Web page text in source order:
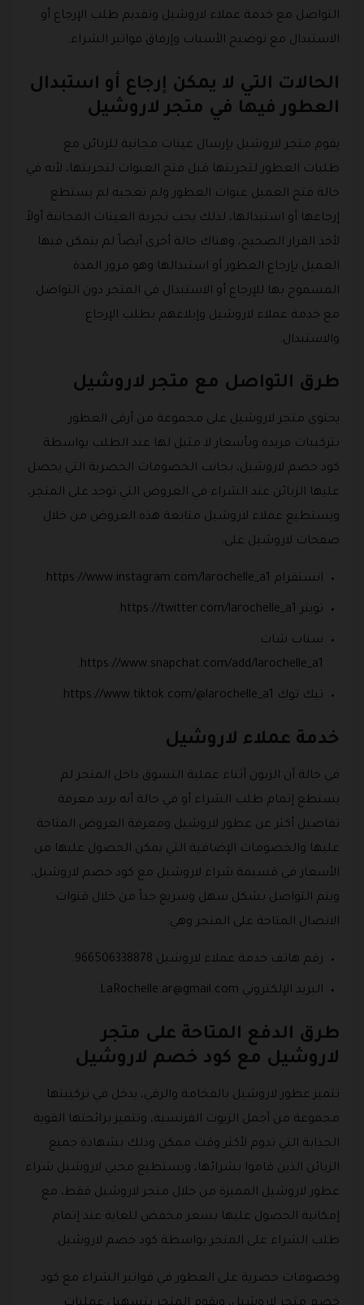
التواصل مع خدمة عملاء لاروشيل وتقديم طلب الإرجاع أو
الاستبدال مع توضيح الأسباب وإرفاق فواتير الشراء.
الحالات التي لا يمكن إرجاع أو استبدال
العطور فيها في متجر لاروشيل
يقوم متجر لاروشيل بإرسال عينات مجانية للزبائن مع
طلبات العطور لتجربتها قبل فتح العبوات لتجربتها، لأنه في
حالة فتح العميل عبوات العطور ولم تعجبه لم يستطع
إرجاعها أو استبدالها، لذلك يجب تجربة العينات المجانية أولاً
لأخذ القرار الصحيح، وهناك حالة أخرى أيضاً لم يتمكن فيها
العميل بإرجاع العطور أو استبدالها وهو مرور المدة
المسموح بها للإرجاع أو الاستبدال في المتجر دون التواصل
مع خدمة عملاء لاروشيل وإبلاغهم بطلب الإرجاع
والاستبدال.
طرق التواصل مع متجر لاروشيل
يحتوي متجر لاروشيل على مجموعة من أرقى العطور
بتركيبات فريدة وبأسعار لا مثيل لها عند الطلب بواسطة
كود خصم لاروشيل، بجانب الخصومات الحصرية التي يحصل
عليها الزبائن عند الشراء في العروض التي توجد على المتجر،
ويستطيع عملاء لاروشيل متابعة هذه العروض من خلال
صفحات لاروشيل على:
انستقرام https://www.instagram.com/larochelle_a1.
تويتر https://twitter.com/larochelle_a1.
سناب شات
https://www.snapchat.com/add/larochelle_a1.
تيك توك https://www.tiktok.com/@larochelle_a1.
خدمة عملاء لاروشيل
في حالة أن الزبون أثناء عملية التسوق داخل المتجر لم
يستطع إتمام طلب الشراء أو في حالة أنه يريد معرفة
تفاصيل أكثر عن عطور لاروشيل ومعرفة العروض المتاحة
عليها والخصومات الإضافية التي يمكن الحصول عليها من
الأسعار في قسيمة شراء لاروشيل مع كود خصم لاروشيل،
ويتم التواصل بشكل سهل وسريع جداً من خلال قنوات
الاتصال المتاحة على المتجر وهي:
رقم هاتف خدمة عملاء لاروشيل 966506338878.
البريد الإلكتروني LaRochelle.ar@gmail.com
.
طرق الدفع المتاحة على متجر
لاروشيل مع كود خصم لاروشيل
تتميز عطور لاروشيل بالفخامة والرقي، يدخل في تركيبتها
مجموعة من أجمل الزيوت الفرنسية، وتتميز برائحتها القوية
الجذابة التي تدوم لأكثر وقت ممكن وذلك بشهادة جميع
الزبائن الذين قاموا بشرائها، ويستطيع محبي لاروشيل شراء
عطور لاروشيل المميزة من خلال متجر لاروشيل فقط، مع
إمكانية الحصول عليها بسعر مخفض للغاية عند إتمام
طلب الشراء على المتجر بواسطة كود خصم لاروشيل.
وخصومات حصرية على العطور في فواتير الشراء مع كود